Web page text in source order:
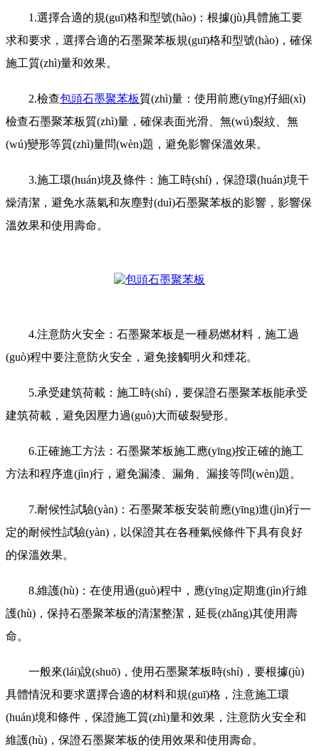
1.選擇合適的規(guī)格和型號(hào)：根據(jù)具體施工要
求和要求，選擇合適的石墨聚苯板規(guī)格和型號(hào)，確保
施工質(zhì)量和效果。
2.檢查包頭石墨聚苯板質(zhì)量：使用前應(yīng)仔細(xì)
檢查石墨聚苯板質(zhì)量，確保表面光滑、無(wú)裂紋、無
(wú)變形等質(zhì)量問(wèn)題，避免影響保溫效果。
3.施工環(huán)境及條件：施工時(shí)，保證環(huán)境干
燥清潔，避免水蒸氣和灰塵對(duì)石墨聚苯板的影響，影響保
溫效果和使用壽命。
4.注意防火安全：石墨聚苯板是一種易燃材料，施工過
(guò)程中要注意防火安全，避免接觸明火和煙花。
5.承受建筑荷載：施工時(shí)，要保證石墨聚苯板能承受
建筑荷載，避免因壓力過(guò)大而破裂變形。
6.正確施工方法：石墨聚苯板施工應(yīng)按正確的施工
方法和程序進(jìn)行，避免漏漆、漏角、漏接等問(wèn)題。
7.耐候性試驗(yàn)：石墨聚苯板安裝前應(yīng)進(jìn)行一
定的耐候性試驗(yàn)，以保證其在各種氣候條件下具有良好
的保溫效果。
8.維護(hù)：在使用過(guò)程中，應(yīng)定期進(jìn)行維
護(hù)，保持石墨聚苯板的清潔整潔，延長(zhǎng)其使用壽
命。
一般來(lái)說(shuō)，使用石墨聚苯板時(shí)，要根據(jù)
具體情況和要求選擇合適的材料和規(guī)格，注意施工環
(huán)境和條件，保證施工質(zhì)量和效果，注意防火安全和
維護(hù)，保證石墨聚苯板的使用效果和使用壽命。